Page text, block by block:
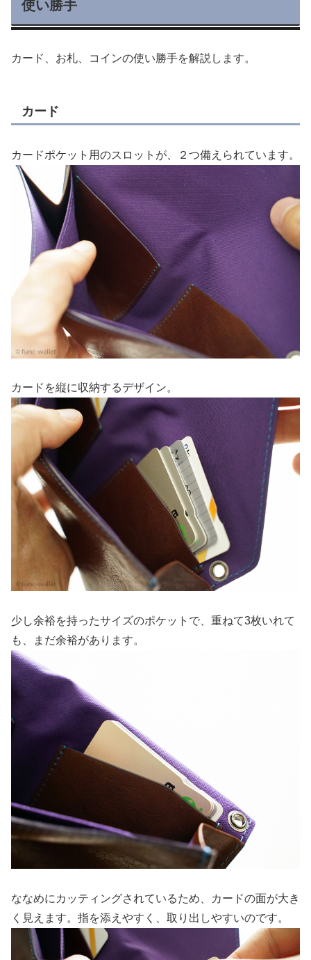
使い勝手
カード、お札、コインの使い勝手を解説します。
カード
カードポケット用のスロットが、２つ備えられています。
カードを縦に収納するデザイン。
少し余裕を持ったサイズのポケットで、重ねて3枚いれて
も、まだ余裕があります。
ななめにカッティングされているため、カードの面が大き
く見えます。指を添えやすく、取り出しやすいのです。